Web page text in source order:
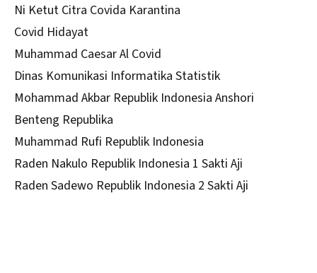
Ni Ketut Citra Covida Karantina
Covid Hidayat
Muhammad Caesar Al Covid
Dinas Komunikasi Informatika Statistik
Mohammad Akbar Republik Indonesia Anshori
Benteng Republika
Muhammad Rufi Republik Indonesia
Raden Nakulo Republik Indonesia 1 Sakti Aji
Raden Sadewo Republik Indonesia 2 Sakti Aji